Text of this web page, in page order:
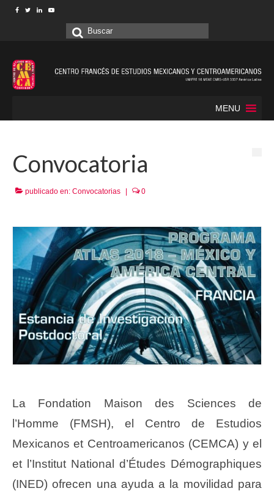
Buscar
MENU
Convocatoria
publicado en: Convocatorias 0
La Fondation Maison des Sciences de
l’Homme (FMSH), el Centro de Estudios
Mexicanos et Centroamericanos (CEMCA) y el
et l’Institut National d’Études Démographiques
(INED) ofrecen una ayuda a la movilidad para